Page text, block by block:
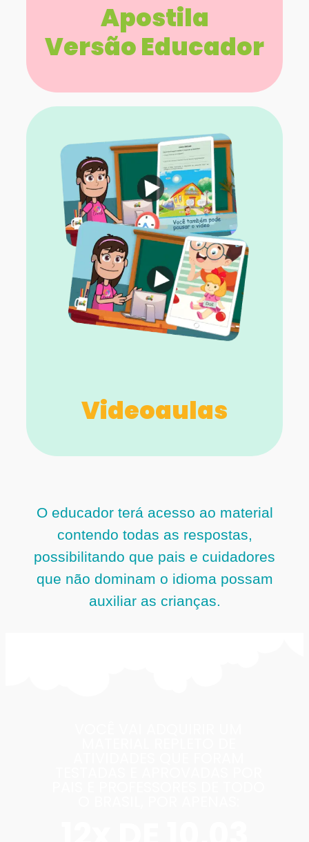
Apostila
Versão Educador
Videoaulas
O educador terá acesso ao material
contendo todas as respostas,
possibilitando que pais e cuidadores
que não dominam o idioma possam
auxiliar as crianças.